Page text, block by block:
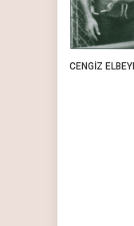
CENGİZ